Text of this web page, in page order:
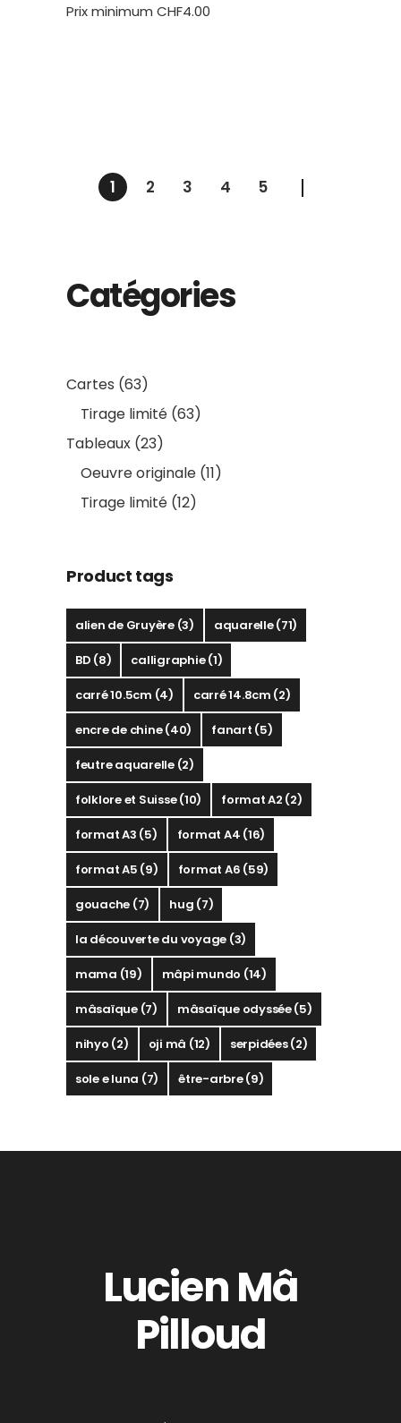
Prix minimum CHF4.00
1 2 3 4 5
Catégories
Cartes 6363
products
Tirage limité 6363
products
Tableaux 2323
products
Oeuvre originale 1111
products
Tirage limité 1212
products
Product tags
alien de Gruyère(3) aquarelle(71)
BD (8) calligraphie(1)
carré 10.5cm (4) carré 14.8cm (2)
encre de chine(40) fanart (5)
feutre aquarelle(2)
folklore et Suisse(10) format A2 (2)
format A3 (5) format A4 (16)
format A5 (9) format A6 (59)
gouache (7) hug (7)
la découverte du voyage (3)
mama (19) mâpi mundo (14)
mâsaïque(7) mâsaïque odyssée(5)
nihyo (2) oji mâ (12) serpidées(2)
sole e luna (7) être-arbre(9)
Lucien Mâ
Pilloud